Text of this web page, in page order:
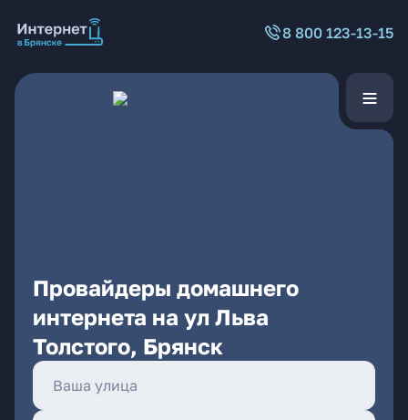
8 800 123-13-15
Провайдеры домашнего
интернета на ул Льва
Толстого, Брянск